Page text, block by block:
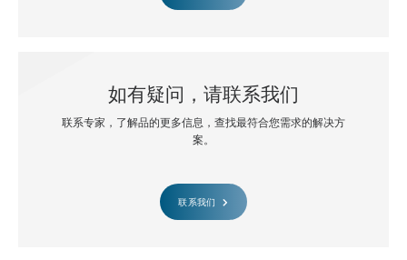
如有疑问，请联系我们
联系专家，了解品的更多信息，查找最符合您需求的解决方
案。
联系我们